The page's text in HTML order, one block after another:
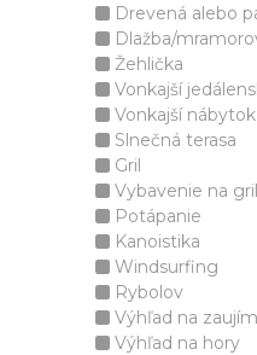
Drevená alebo
Dlažba/
Žehlička
Vonkajší
Vonkajší nábytok
Slnečná terasa
Gril
Vybavenie na
Potápanie
Kanoistika
Windsurfing
Rybolov
Výhľad na
Výhľad na hory